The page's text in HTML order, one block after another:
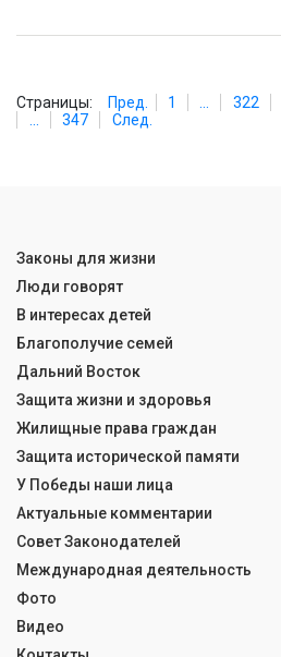
Страницы: Пред. 1 322
347 След.
Законы для жизни
Люди говорят
В интересах детей
Благополучие семей
Дальний Восток
Защита жизни и здоровья
Жилищные права граждан
Защита исторической памяти
У Победы наши лица
Актуальные комментарии
Совет Законодателей
Международная деятельность
Фото
Видео